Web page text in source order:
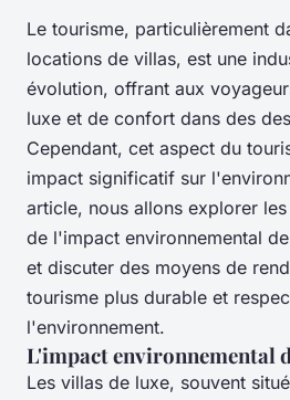
Le tourisme, particulièrement
locations de villas, est une
évolution, offrant aux
luxe et de confort dans des
Cependant, cet aspect du
impact significatif sur
article, nous allons explorer
de l'impact environnemental
et discuter des moyens de
tourisme plus durable et
l'environnement.
L'impact environnemental
Les villas de luxe, souvent